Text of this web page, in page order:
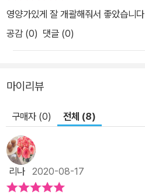
영양가있게 잘 개괄해줘서 좋았습니다
공감 (0) 댓글 (0)
마이리뷰
구매자 (0) 전체 (8)
리나 2020-08-17